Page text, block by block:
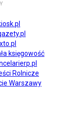
księgowość
Rolnicze
Warszawy